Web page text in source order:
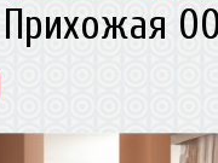
Прихожая